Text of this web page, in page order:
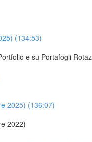
(134:53)
e su Portafogli
2025) (136:07)
2022)